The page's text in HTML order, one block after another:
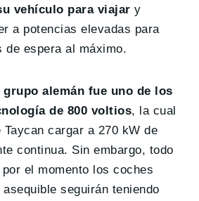
vehículo para viajar y
a potencias elevadas para
de espera al máximo.
grupo alemán fue uno de los
de 800 voltios, la cual
cargar a 270 kW de
continua. Sin embargo, todo
el momento los coches
seguirán teniendo